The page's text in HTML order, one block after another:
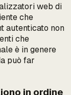
web di
che
autenticato non
che
è in genere
può far
in ordine